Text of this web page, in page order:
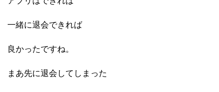
一緒に退会できれば
良かったですね。
まあ先に退会してしまった